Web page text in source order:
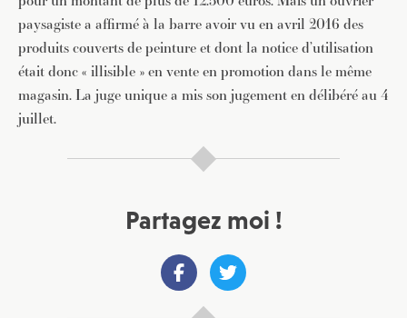
paysagiste a affirmé à la barre avoir vu en avril 2016 des
produits couverts de peinture et dont la notice d’utilisation
était donc « illisible » en vente en promotion dans le même
magasin. La juge unique a mis son jugement en délibéré au 4
juillet.
Partagez moi !